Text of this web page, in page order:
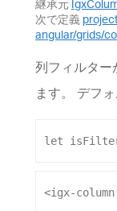
継承元
次で定義
angular/grids/
列フィルター
ます。 デフ
let
<igx-column